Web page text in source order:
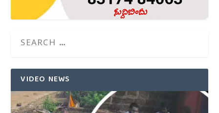
VIDEO NEWS